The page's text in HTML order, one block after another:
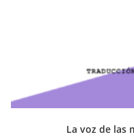
La voz de las